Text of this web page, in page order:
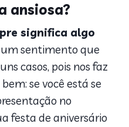
ansiosa?
significa algo
um sentimento que
casos, pois nos faz
se você está se
no
festa de aniversário